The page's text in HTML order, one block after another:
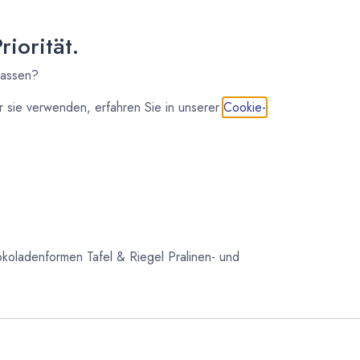
Tafel & Riegel Pralinen- und
verwenden, erfahren Sie in unserer Cookie-